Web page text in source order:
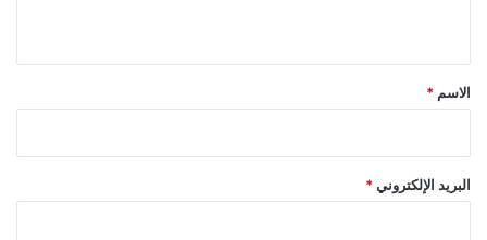
*
الاسم *
البريد الإلكتروني *